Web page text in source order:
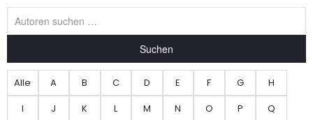
Suchen
Alle A B C D E F G
H
I
J K L M N O P
Q